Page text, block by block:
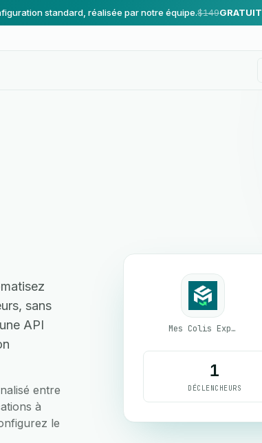
standard, réalisée par notre équipe.$149GRATUIT
sans
API
entre
à
le
Mes Colis Express
1
DÉCLENCHEURS